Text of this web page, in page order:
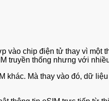
vào chip điện tử thay vì
truyền thống nhưng với
khác. Mà thay vào đó, dữ